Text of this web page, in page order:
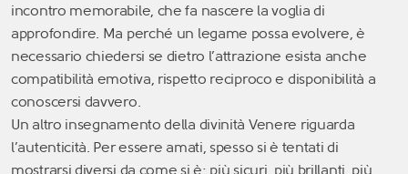
incontro memorabile, che fa nascere la voglia di
approfondire. Ma perché un legame possa evolvere, è
necessario chiedersi se dietro l’attrazione esista anche
compatibilità emotiva, rispetto reciproco e disponibilità a
conoscersi davvero.
Un altro insegnamento della divinità Venere riguarda
l’autenticità. Per essere amati, spesso si è tentati di
mostrarsi diversi da come si è: più sicuri, più brillanti, più